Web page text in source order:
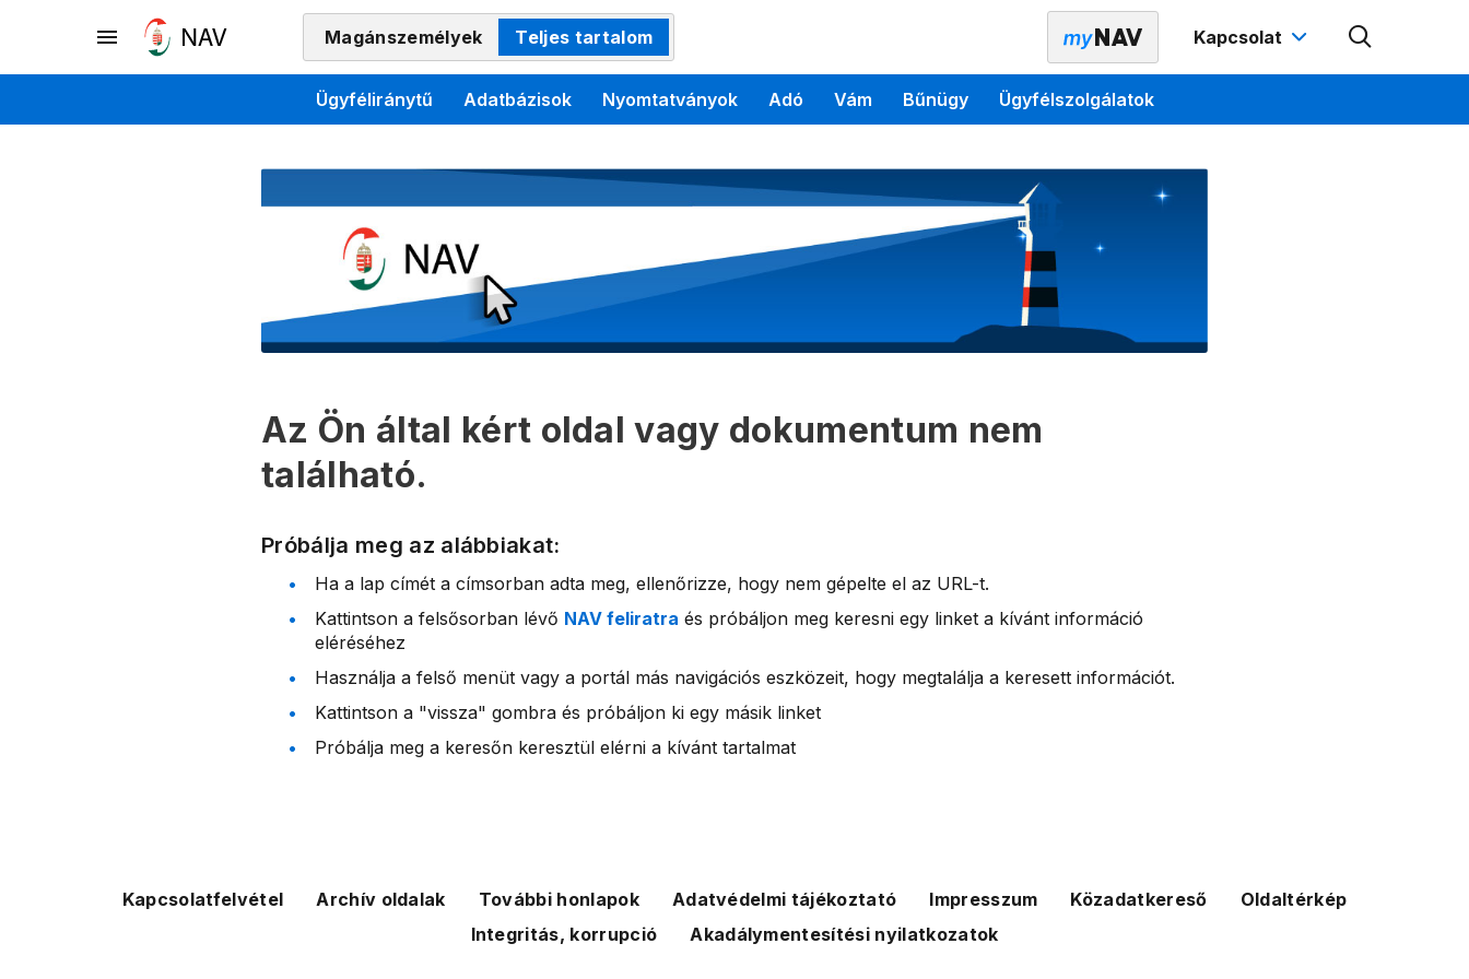
Magánszemélyek Teljes tartalom Kapcsolat
Ügyféliránytű Adatbázisok Nyomtatványok Adó Vám Bűnügy Ügyfélszolgálatok
Az Ön által kért oldal vagy dokumentum nem
található.
Próbálja meg az alábbiakat:
Ha a lap címét a címsorban adta meg, ellenőrizze, hogy nem gépelte el az URL-t.
Kattintson a felsősorban lévő NAV feliratra és próbáljon meg keresni egy linket a kívánt információ
eléréséhez
Használja a felső menüt vagy a portál más navigációs eszközeit, hogy megtalálja a keresett információt.
Kattintson a "vissza" gombra és próbáljon ki egy másik linket
Próbálja meg a keresőn keresztül elérni a kívánt tartalmat
Kapcsolatfelvétel Archív oldalak További honlapok Adatvédelmi tájékoztató Impresszum Közadatkereső
Oldaltérkép
Integritás, korrupció
Akadálymentesítési nyilatkozatok